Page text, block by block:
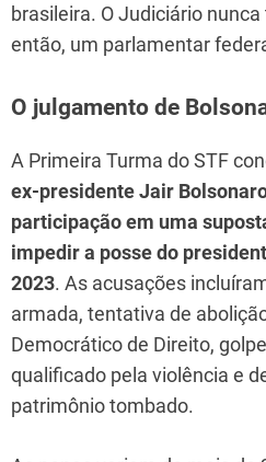
brasileira. O Judiciário
então, um parlamentar
O julgamento de
A Primeira Turma do STF
ex-presidente Jair
participação em uma
impedir a posse do
2023. As acusações
armada, tentativa de
Democrático de Direito,
qualificado pela violência e
patrimônio tombado.